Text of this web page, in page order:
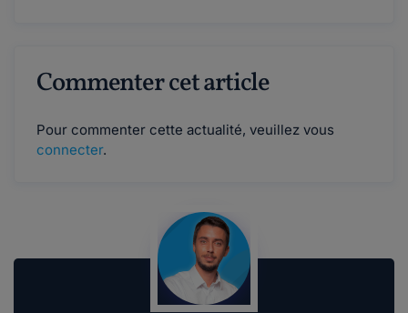
Commenter cet article
Pour commenter cette actualité, veuillez vous
connecter.